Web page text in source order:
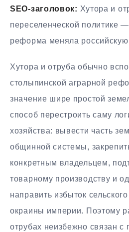
SEO-заголовок: Хутора и
переселенческой политике
реформа меняла
Хутора и отруба обычно
столыпинской аграрной
значение шире простой
способ перестроить саму
хозяйства: вывести часть
общинной системы,
конкретным владельцем,
товарному производству и
направить избыток
окраины империи. Поэтому
отрубах неизбежно связан с